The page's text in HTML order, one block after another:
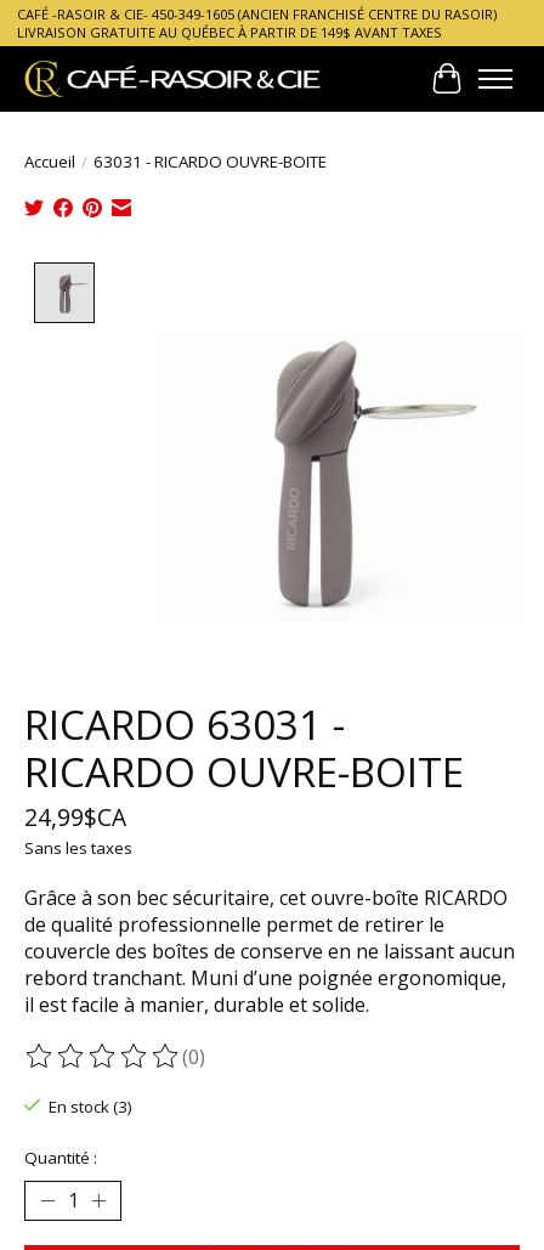
CAFÉ -RASOIR & CIE- 450-349-1605 (ANCIEN FRANCHISÉ CENTRE DU RASOIR)
LIVRAISON GRATUITE AU QUÉBEC À PARTIR DE 149$ AVANT TAXES
Panier
Accueil / 63031 - RICARDO OUVRE-BOITE
RICARDO 63031 -
RICARDO OUVRE-BOITE
24,99$CA
Sans les taxes
Grâce à son bec sécuritaire, cet ouvre-boîte RICARDO
de qualité professionnelle permet de retirer le
couvercle des boîtes de conserve en ne laissant aucun
rebord tranchant. Muni d’une poignée ergonomique,
il est facile à manier, durable et solide.
Ce produit est évalué à
(0)
En stock (3)
Quantité :